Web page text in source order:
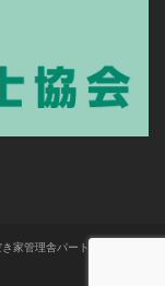
管理舎パートナーズ】 All